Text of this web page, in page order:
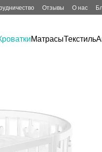
Отзывы О нас
МатрасыТекстиль